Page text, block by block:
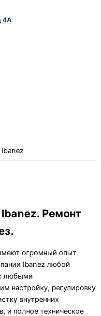
4А
Ibanez
Ремонт
огромный опыт
Ibanez любой
любыми
настройку, регулировку
внутренних
и полное техническое